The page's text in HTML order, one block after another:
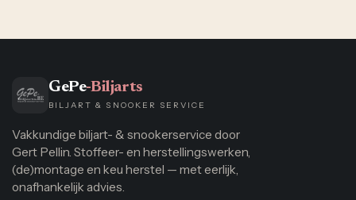
GePe-Biljarts
BILJART & SNOOKER SERVICE
Vakkundige biljart- & snookerservice door
Gert Pellin. Stoffeer- en herstellingswerken,
(de)montage en keu herstel — met eerlijk,
onafhankelijk advies.